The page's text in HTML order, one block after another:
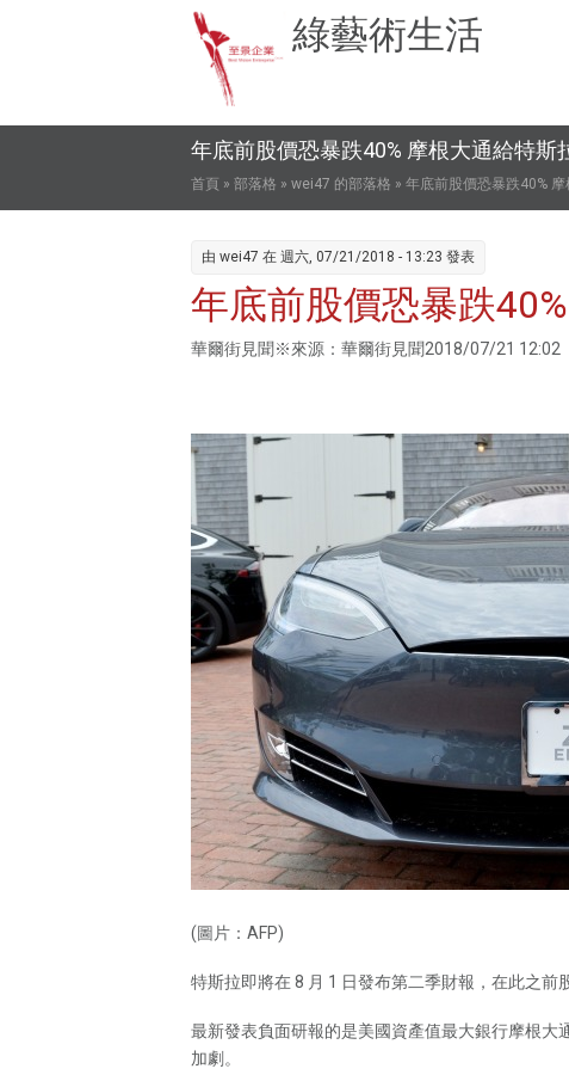
綠藝術生活
年底前股價恐暴跌40% 摩根大通給特斯
您在這裡
首頁 » 部落格 » wei47 的部落格 » 年底前股價恐暴跌40%
由 wei47 在 週六, 07/21/2018 - 13:23 發表
年底前股價恐暴跌
華爾街見聞※來源：華爾街見聞2018/07/21 12:02
(圖片：AFP)
特斯拉即將在 8 月 1 日發布第二季財報，在此之前
最新發表負面研報的是美國資產值最大銀行摩根
加劇。